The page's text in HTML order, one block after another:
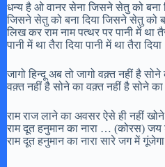
धन्य है ओ वानर सेना जिसने सेतु को बना
जिसने सेतु को बना दिया जिसने सेतु को
लिख कर राम नाम पत्थर पर पानी में था
पानी में था तैरा दिया पानी में था तैरा दिया
जागो हिन्दू अब तो जागो वक़्त नहीं है सोने
वक़्त नहीं है सोने का वक़्त नहीं है सोने का
राम राज लाने का अवसर ऐसे ही नहीं
राम दूत हनुमान का नारा … (कोरस) जय
राम दूत हनुमान का नारा सारे जग में